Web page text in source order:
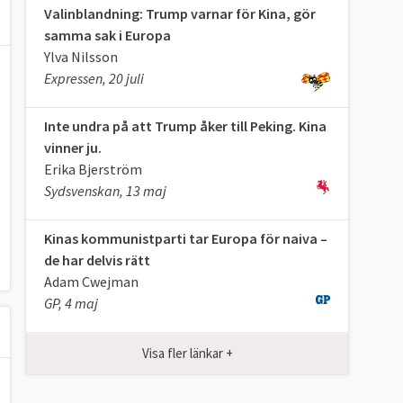
Valinblandning: Trump varnar för Kina, gör
samma sak i Europa
Ylva Nilsson
Expressen, 20 juli
Inte undra på att Trump åker till Peking. Kina
vinner ju.
Erika Bjerström
Sydsvenskan, 13 maj
Kinas kommunistparti tar Europa för naiva –
de har delvis rätt
Adam Cwejman
GP, 4 maj
Visa fler länkar +